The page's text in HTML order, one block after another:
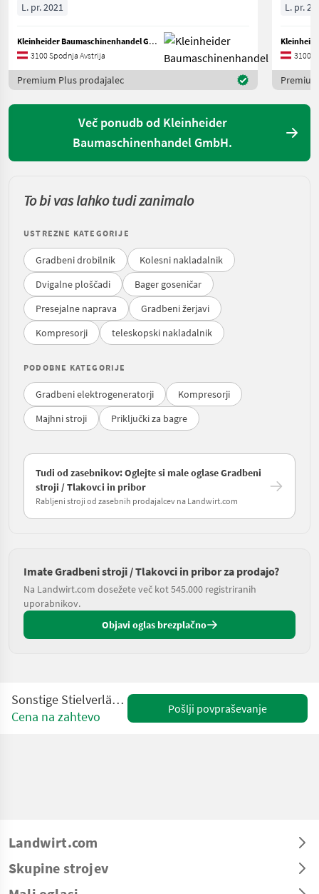
L. pr. 2021
Kleinheider Baumaschinenhandel GmbH.
3100 Spodnja Avstrija
Premium Plus prodajalec
L. pr.
3100
Več ponudb od Kleinheider
Baumaschinenhandel GmbH.
To bi vas lahko tudi zanimalo
USTREZNE KATEGORIJE
Gradbeni drobilnik
Kolesni nakladalnik
Dvigalne ploščadi
Bager goseničar
Presejalne naprava
Gradbeni žerjavi
Kompresorji
teleskopski nakladalnik
PODOBNE KATEGORIJE
Gradbeni elektrogeneratorji
Kompresorji
Majhni stroji
Priključki za bagre
Tudi od zasebnikov: Oglejte si male oglase Gradbeni
stroji / Tlakovci in pribor
Rabljeni stroji od zasebnih prodajalcev na Landwirt.com
Imate Gradbeni stroji / Tlakovci in pribor za prodajo?
Na Landwirt.com dosežete več kot 545.000 registriranih
uporabnikov.
Objavi oglas brezplačno
Sonstige Stielverlängerung 3300 mm
Cena na zahtevo
Pošlji povpraševanje
Landwirt.com
Skupine strojev